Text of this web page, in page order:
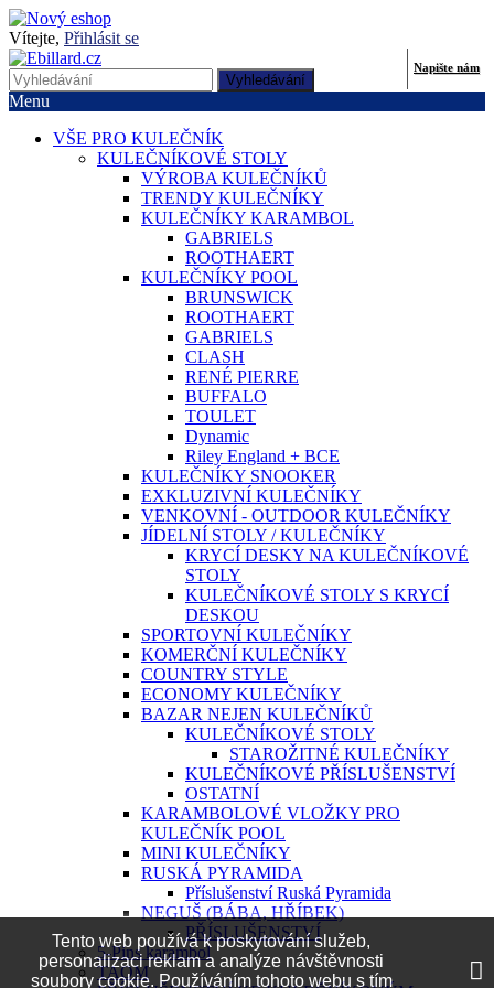
Vítejte, Přihlásit se
Napište nám
Vyhledávání
Menu
VŠE PRO KULEČNÍK
KULEČNÍKOVÉ STOLY
VÝROBA KULEČNÍKŮ
TRENDY KULEČNÍKY
KULEČNÍKY KARAMBOL
GABRIELS
ROOTHAERT
KULEČNÍKY POOL
BRUNSWICK
ROOTHAERT
GABRIELS
CLASH
RENÉ PIERRE
BUFFALO
TOULET
Dynamic
Riley England + BCE
KULEČNÍKY SNOOKER
EXKLUZIVNÍ KULEČNÍKY
VENKOVNÍ - OUTDOOR KULEČNÍKY
JÍDELNÍ STOLY / KULEČNÍKY
KRYCÍ DESKY NA KULEČNÍKOVÉ
STOLY
KULEČNÍKOVÉ STOLY S KRYCÍ
DESKOU
SPORTOVNÍ KULEČNÍKY
KOMERČNÍ KULEČNÍKY
COUNTRY STYLE
ECONOMY KULEČNÍKY
BAZAR NEJEN KULEČNÍKŮ
KULEČNÍKOVÉ STOLY
STAROŽITNÉ KULEČNÍKY
KULEČNÍKOVÉ PŘÍSLUŠENSTVÍ
OSTATNÍ
KARAMBOLOVÉ VLOŽKY PRO
KULEČNÍK POOL
MINI KULEČNÍKY
RUSKÁ PYRAMIDA
Příslušenství Ruská Pyramida
NEGUŠ (BÁBA, HŘÍBEK)
PŘÍSLUŠENSTVÍ
5-Pins karambol
TAOM
Tento web používá k poskytování služeb,
personalizaci reklam a analýze návštěvnosti
soubory cookie. Používáním tohoto webu s tím